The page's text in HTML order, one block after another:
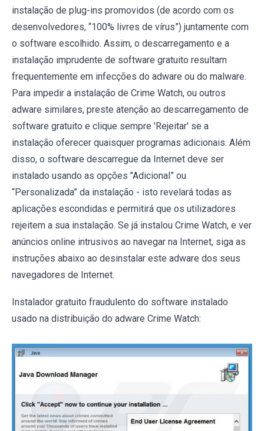
instalação de plug-ins promovidos (de acordo com os
desenvolvedores, “100% livres de vírus”) juntamente com
o software escolhido. Assim, o descarregamento e a
instalação imprudente de software gratuito resultam
frequentemente em infecções do adware ou do malware.
Para impedir a instalação de Crime Watch, ou outros
adware similares, preste atenção ao descarregamento de
software gratuito e clique sempre 'Rejeitar' se a
instalação oferecer quaisquer programas adicionais. Além
disso, o software descarregue da Internet deve ser
instalado usando as opções "Adicional” ou
“Personalizada” da instalação - isto revelará todas as
aplicações escondidas e permitirá que os utilizadores
rejeitem a sua instalação. Se já instalou Crime Watch, e ver
anúncios online intrusivos ao navegar na Internet, siga as
instruções abaixo ao desinstalar este adware dos seus
navegadores de Internet.
Instalador gratuito fraudulento do software instalado
usado na distribuição do adware Crime Watch: